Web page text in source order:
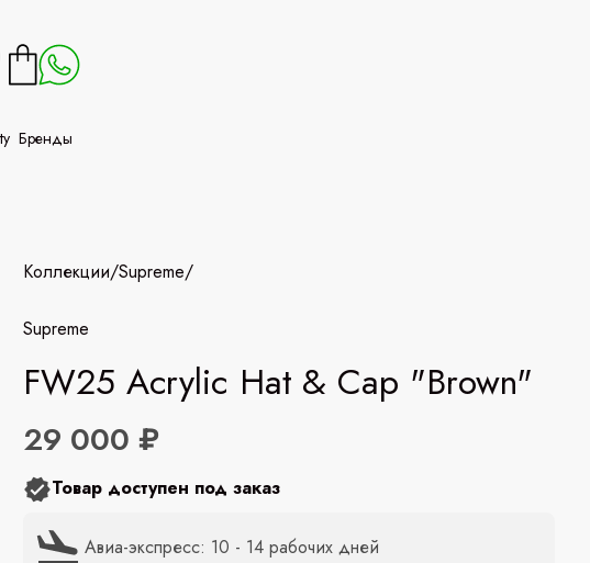
Бренды
Коллекции/Supreme/
Supreme
FW25 Acrylic Hat & Cap "Brown"
29 000 ₽
Товар доступен под заказ
Авиа-экспресс: 10 - 14 рабочих дней